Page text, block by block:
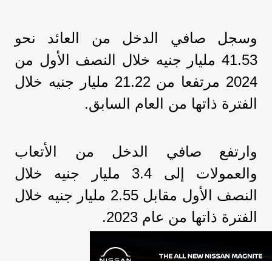
وسجل صافي الدخل من العائد نحو
41.53 مليار جنيه خلال النصف الأول من
‏‏2024 مرتفعا من 21.22 مليار جنيه خلال
الفترة ذاتها من العام السابق.‏
وارتفع صافي الدخل من الأتعاب
والعمولات إلى 3.4 مليار جنيه خلال
النصف ‏الأول مقابل 2.55 مليار جنيه خلال
الفترة ذاتها من عام 2023.‏